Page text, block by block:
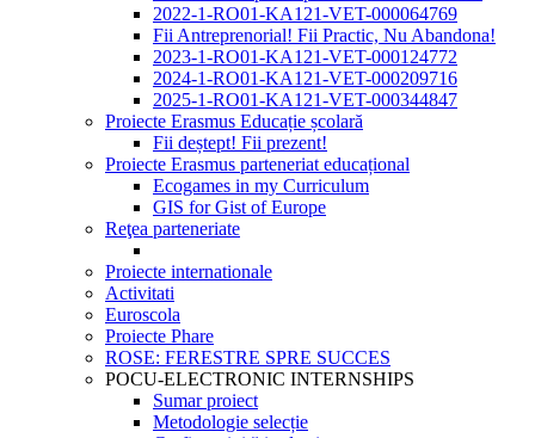
2022-1-RO01-KA121-VET-000064769
Fii Antreprenorial! Fii Practic, Nu Abandona!
2023-1-RO01-KA121-VET-000124772
2024-1-RO01-KA121-VET-000209716
2025-1-RO01-KA121-VET-000344847
Proiecte Erasmus Educație școlară
Fii deștept! Fii prezent!
Proiecte Erasmus parteneriat educațional
Ecogames in my Curriculum
GIS for Gist of Europe
Reţea parteneriate
Proiecte internationale
Activitati
Euroscola
Proiecte Phare
ROSE: FERESTRE SPRE SUCCES
POCU-ELECTRONIC INTERNSHIPS
Sumar proiect
Metodologie selecție